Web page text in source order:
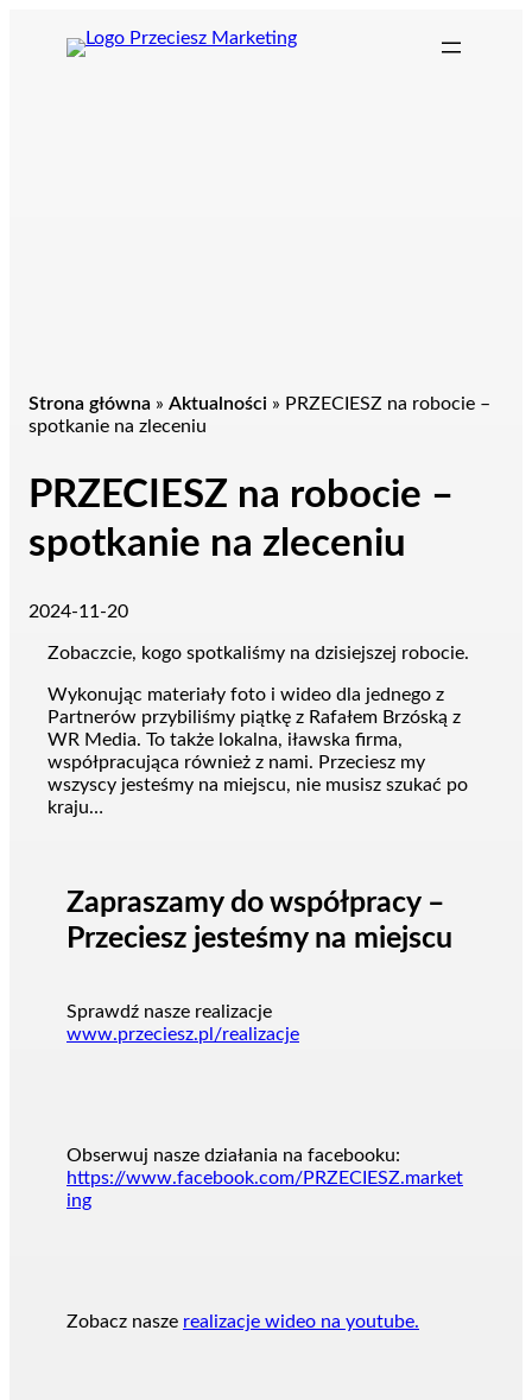
Strona główna » Aktualności » PRZECIESZ na robocie –
spotkanie na zleceniu
PRZECIESZ na robocie –
spotkanie na zleceniu
2024-11-20
Zobaczcie, kogo spotkaliśmy na dzisiejszej robocie.
Wykonując materiały foto i wideo dla jednego z
Partnerów przybiliśmy piątkę z Rafałem Brzóską z
WR Media. To także lokalna, iławska firma,
współpracująca również z nami. Przeciesz my
wszyscy jesteśmy na miejscu, nie musisz szukać po
kraju…
Zapraszamy do współpracy –
Przeciesz jesteśmy na miejscu
Sprawdź nasze realizacje
www.przeciesz.pl/realizacje
Obserwuj nasze działania na facebooku:
https://www.facebook.com/PRZECIESZ.market
ing
Zobacz nasze realizacje wideo na youtube.